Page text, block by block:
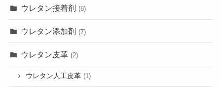
ウレタン接着剤 (8)
ウレタン添加剤 (7)
ウレタン皮革 (2)
ウレタン人工皮革 (1)